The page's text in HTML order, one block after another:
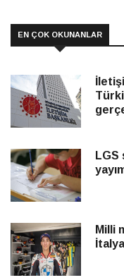
EN ÇOK OKUNANLAR
LGS
Milli